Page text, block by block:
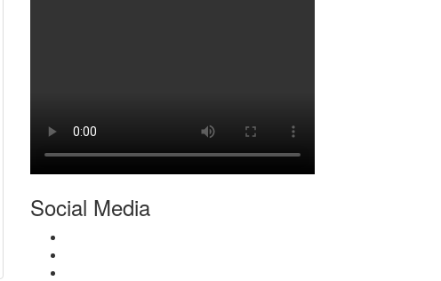
Social Media